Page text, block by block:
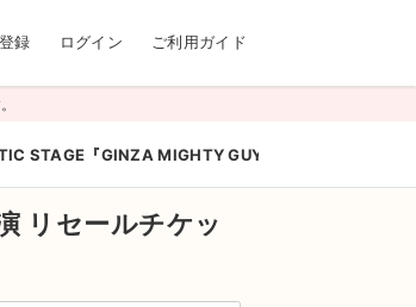
録 ログイン ご利用ガイド
STAGE『GINZA MIGHTY GUY』東京公演
リセールチケッ